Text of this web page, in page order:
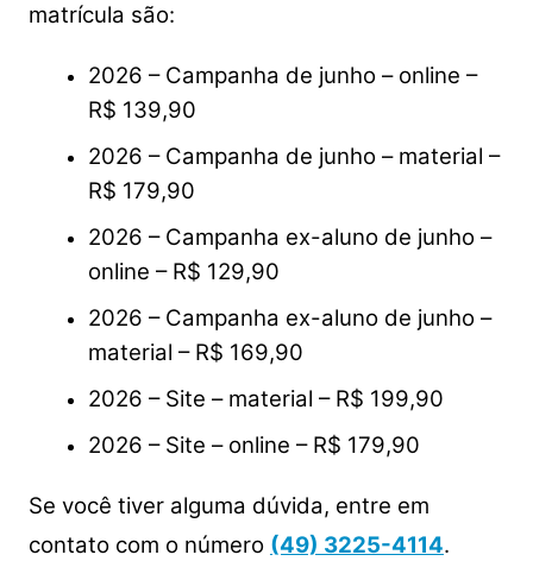
matrícula são:
2026 – Campanha de junho – online –
R$ 139,90
2026 – Campanha de junho – material –
R$ 179,90
2026 – Campanha ex-aluno de junho –
online – R$ 129,90
2026 – Campanha ex-aluno de junho –
material – R$ 169,90
2026 – Site – material – R$ 199,90
2026 – Site – online – R$ 179,90
Se você tiver alguma dúvida, entre em
contato com o número (49) 3225-4114.